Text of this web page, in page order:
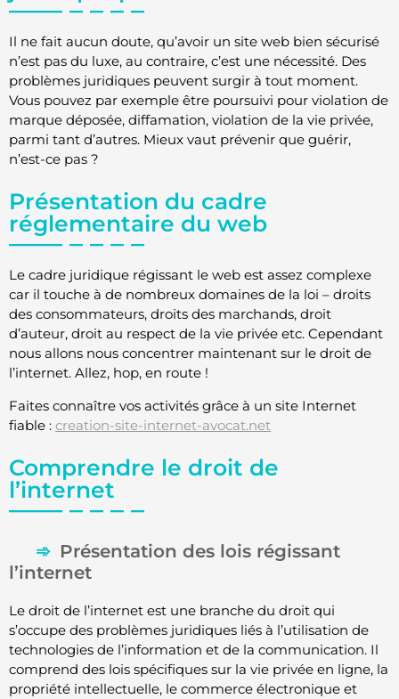
Il ne fait aucun doute, qu’avoir un site web bien sécurisé
n’est pas du luxe, au contraire, c’est une nécessité. Des
problèmes juridiques peuvent surgir à tout moment.
Vous pouvez par exemple être poursuivi pour violation de
marque déposée, diffamation, violation de la vie privée,
parmi tant d’autres. Mieux vaut prévenir que guérir,
n’est-ce pas ?
Présentation du cadre
réglementaire du web
Le cadre juridique régissant le web est assez complexe
car il touche à de nombreux domaines de la loi – droits
des consommateurs, droits des marchands, droit
d’auteur, droit au respect de la vie privée etc. Cependant
nous allons nous concentrer maintenant sur le droit de
l’internet. Allez, hop, en route !
Faites connaître vos activités grâce à un site Internet
fiable : creation-site-internet-avocat.net
Comprendre le droit de
l’internet
Présentation des lois régissant
l’internet
Le droit de l’internet est une branche du droit qui
s’occupe des problèmes juridiques liés à l’utilisation de
technologies de l’information et de la communication. Il
comprend des lois spécifiques sur la vie privée en ligne, la
propriété intellectuelle, le commerce électronique et